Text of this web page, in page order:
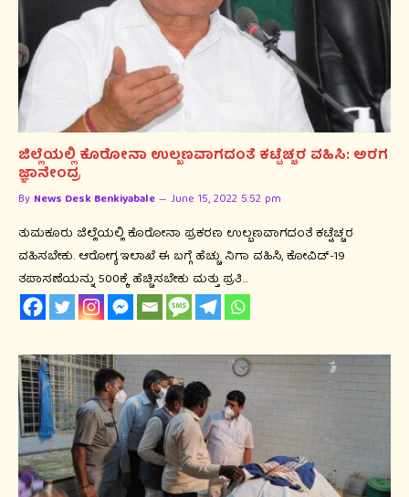
ಜಿಲ್ಲೆಯಲ್ಲಿ ಕೊರೋನಾ ಉಲ್ಬಣವಾಗದಂತೆ ಕಟ್ಟೆಚ್ಚರ ವಹಿಸಿ: ಅರಗ
ಜ್ಞಾನೇಂದ್ರ
By News Desk Benkiyabale June 15, 2022 5:52 pm
ತುಮಕೂರು ಜಿಲ್ಲೆಯಲ್ಲಿ ಕೊರೋನಾ ಪ್ರಕರಣ ಉಲ್ಬಣವಾಗದಂತೆ ಕಟ್ಟೆಚ್ಚರ
ವಹಿಸಬೇಕು. ಆರೋಗ್ಯ ಇಲಾಖೆ ಈ ಬಗ್ಗೆ ಹೆಚ್ಚು ನಿಗಾ ವಹಿಸಿ, ಕೋವಿಡ್-19
ತಪಾಸಣೆಯನ್ನು 500ಕ್ಕೆ ಹೆಚ್ಚಿಸಬೇಕು ಮತ್ತು ಪ್ರತಿ…